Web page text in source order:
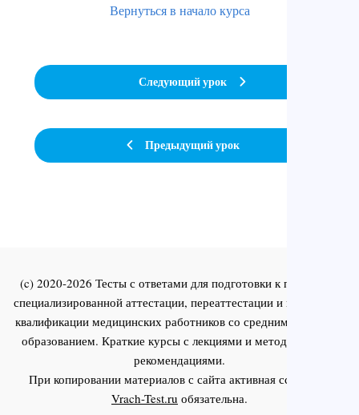
Предыдущий урок
Вернуться в начало курса
Следующий урок
(c) 2020-2026 Тесты с ответами для подготовки к первичной
специализированной аттестации, переаттестации и повышения
квалификации медицинских работников со средним и высшим
образованием. Краткие курсы с лекциями и методическими
рекомендациями.
При копировании материалов с сайта активная ссылка на
Vrach-Test.ru обязательна.